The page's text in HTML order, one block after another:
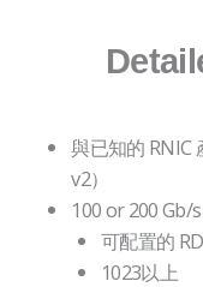
與已知的 RNIC
v2）
100 or 200
可配置的
1023以上